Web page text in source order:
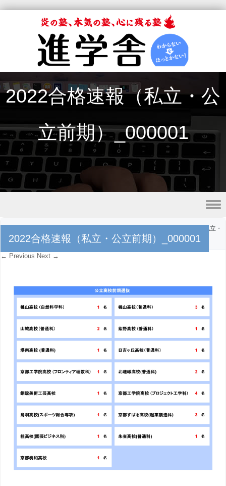
2022合格速報（私立・公
立前期）_000001
Skip to content
2022合格速報（私立・公立前期）_000001
2022合格速報（私立・
公立前期）_000001
← Previous Next →